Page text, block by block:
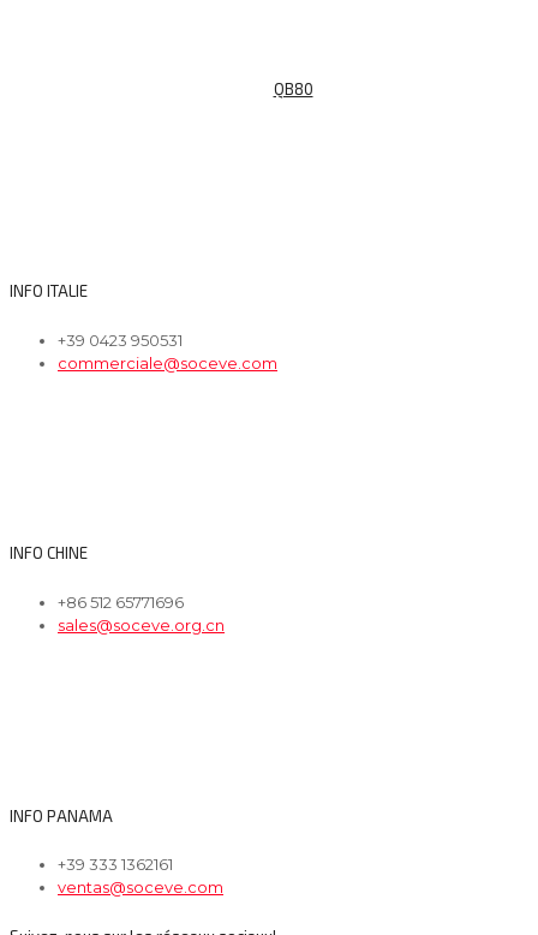
QB80
INFO ITALIE
+39 0423 950531
commerciale@soceve.com
INFO CHINE
+86 512 65771696
sales@soceve.org.cn
INFO PANAMA
+39 333 1362161
ventas@soceve.com